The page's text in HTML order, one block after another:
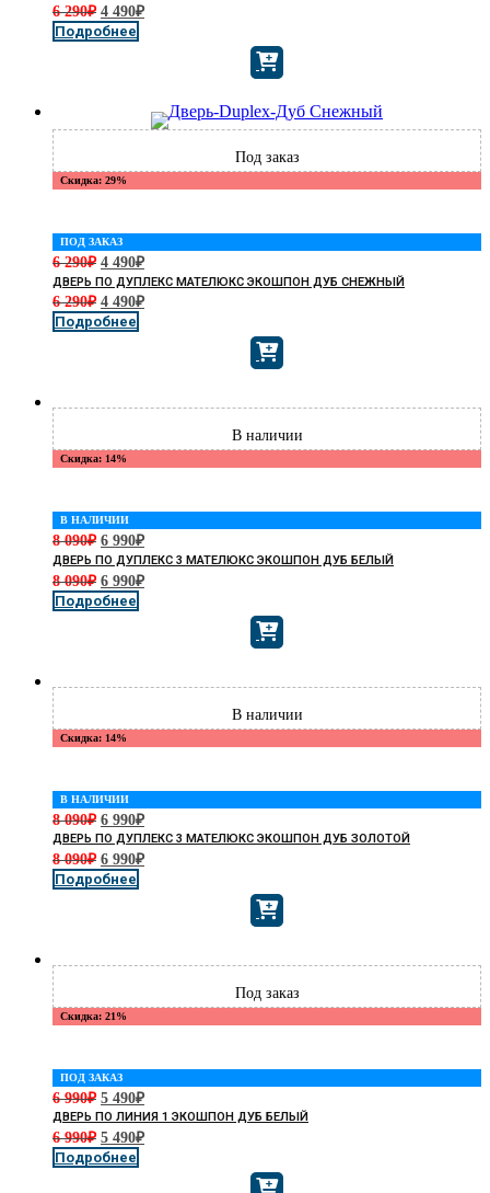
6 290₽ 4 490₽
Подробнее
Скидка: 29%
ПОД ЗАКАЗ
6 290₽ 4 490₽
ДВЕРЬ ПО ДУПЛЕКС МАТЕЛЮКС ЭКОШПОН ДУБ СНЕЖНЫЙ
6 290₽ 4 490₽
Подробнее
Скидка: 14%
В НАЛИЧИИ
8 090₽ 6 990₽
ДВЕРЬ ПО ДУПЛЕКС 3 МАТЕЛЮКС ЭКОШПОН ДУБ БЕЛЫЙ
8 090₽ 6 990₽
Подробнее
Скидка: 14%
В НАЛИЧИИ
8 090₽ 6 990₽
ДВЕРЬ ПО ДУПЛЕКС 3 МАТЕЛЮКС ЭКОШПОН ДУБ ЗОЛОТОЙ
8 090₽ 6 990₽
Подробнее
Скидка: 21%
ПОД ЗАКАЗ
6 990₽ 5 490₽
ДВЕРЬ ПО ЛИНИЯ 1 ЭКОШПОН ДУБ БЕЛЫЙ
6 990₽ 5 490₽
Подробнее